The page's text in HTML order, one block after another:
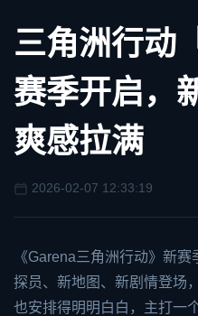
三角洲行动
赛季开启，
爽感拉满
2026-02-07 12:33:19
《Garena三角洲行动》新赛
探员、新地图、新剧情登场
也安排得明明白白，主打一